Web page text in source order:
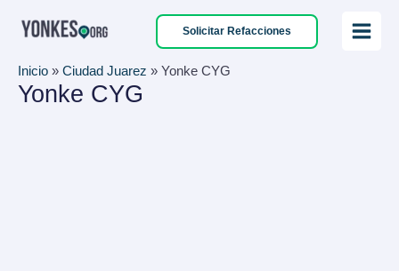
Solicitar Refacciones
Main
Inicio » Ciudad Juarez » Yonke CYG
Yonke CYG